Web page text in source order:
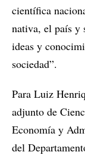
científica
nativa, el país y
ideas y
sociedad”.
Para Luiz
adjunto de
Economía y
del